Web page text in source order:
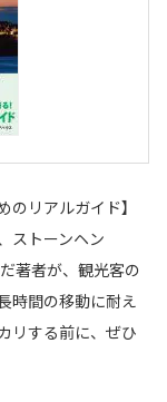
のリアルガイド】
ストーンヘン
著者が、観光客の
時間の移動に耐え
リする前に、ぜひ